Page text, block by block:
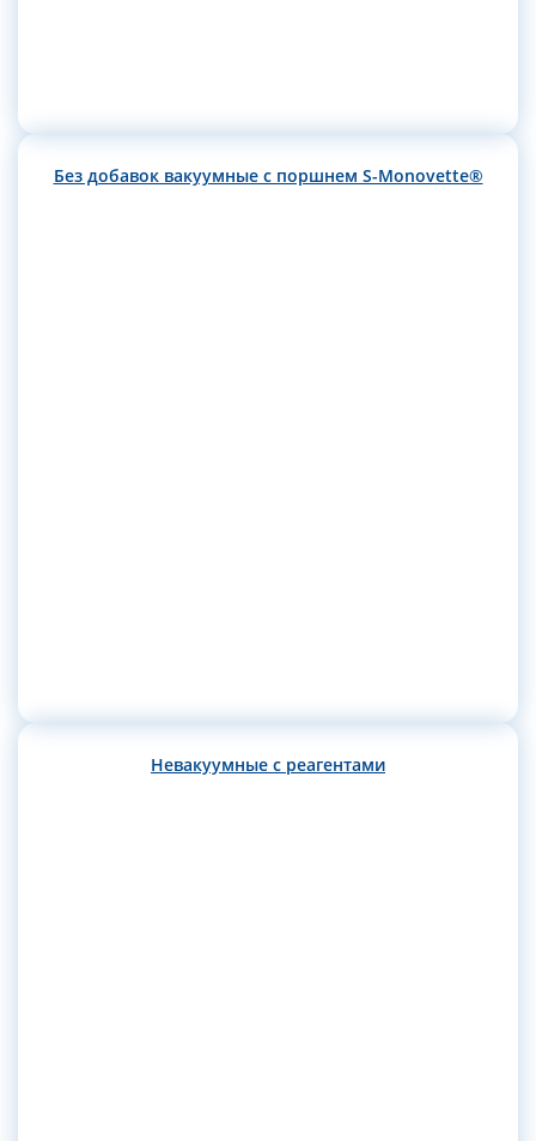
Без добавок вакуумные с поршнем S-Monovette®
Невакуумные с реагентами